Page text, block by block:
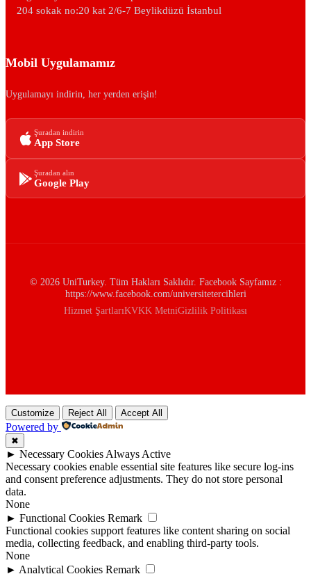
204 sokak no:20 kat 2/6-7 Beylikdüzü İstanbul
Mobil Uygulamamız
Uygulamayı indirin, her yerden erişin!
Şuradan indirin
App Store
Şuradan alın
Google Play
© 2026 UniTurkey. Tüm Hakları Saklıdır. Facebook Sayfamız :
https://www.facebook.com/universitetercihleri
Hizmet ŞartlarıKVKK MetniGizlilik Politikası
Customize Reject All Accept All
Powered by
✖
► Necessary Cookies Always Active
Necessary cookies enable essential site features like secure log-ins
and consent preference adjustments. They do not store personal
data.
None
► Functional Cookies Remark
Functional cookies support features like content sharing on social
media, collecting feedback, and enabling third-party tools.
None
► Analytical Cookies Remark